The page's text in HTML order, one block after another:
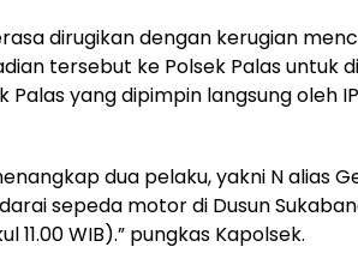
dirugikan dengan kerugian
tersebut ke Polsek Palas untuk
Palas yang dipimpin langsung oleh
dua pelaku, yakni N alias
sepeda motor di Dusun
11.00 WIB).” pungkas Kapolsek.